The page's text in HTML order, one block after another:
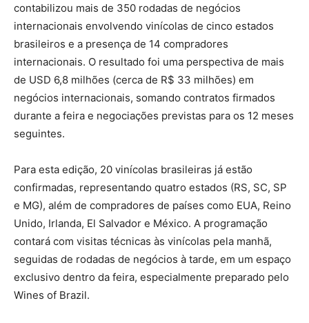
contabilizou mais de 350 rodadas de negócios
internacionais envolvendo vinícolas de cinco estados
brasileiros e a presença de 14 compradores
internacionais. O resultado foi uma perspectiva de mais
de USD 6,8 milhões (cerca de R$ 33 milhões) em
negócios internacionais, somando contratos firmados
durante a feira e negociações previstas para os 12 meses
seguintes.
Para esta edição, 20 vinícolas brasileiras já estão
confirmadas, representando quatro estados (RS, SC, SP
e MG), além de compradores de países como EUA, Reino
Unido, Irlanda, El Salvador e México. A programação
contará com visitas técnicas às vinícolas pela manhã,
seguidas de rodadas de negócios à tarde, em um espaço
exclusivo dentro da feira, especialmente preparado pelo
Wines of Brazil.